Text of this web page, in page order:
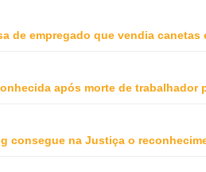
de empregado que vendia canetas
após morte de trabalhador
consegue na Justiça o